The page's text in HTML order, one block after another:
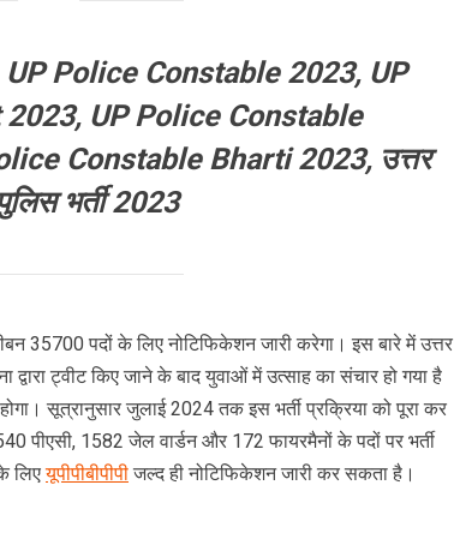
Police Constable 2023, UP
UP Police Constable
Constable Bharti 2023, उत्तर
भर्ती 2023
35700 पदों के लिए नोटिफिकेशन जारी करेगा। इस बारे में उत्तर
ट्वीट किए जाने के बाद युवाओं में उत्साह का संचार हो गया है
सूत्रानुसार जुलाई 2024 तक इस भर्ती प्रक्रिया को पूरा कर
पीएसी, 1582 जेल वार्डन और 172 फायरमैनों के पदों पर भर्ती
लिएयूपीपीबीपीपीजल्द ही नोटिफिकेशन जारी कर सकता है।